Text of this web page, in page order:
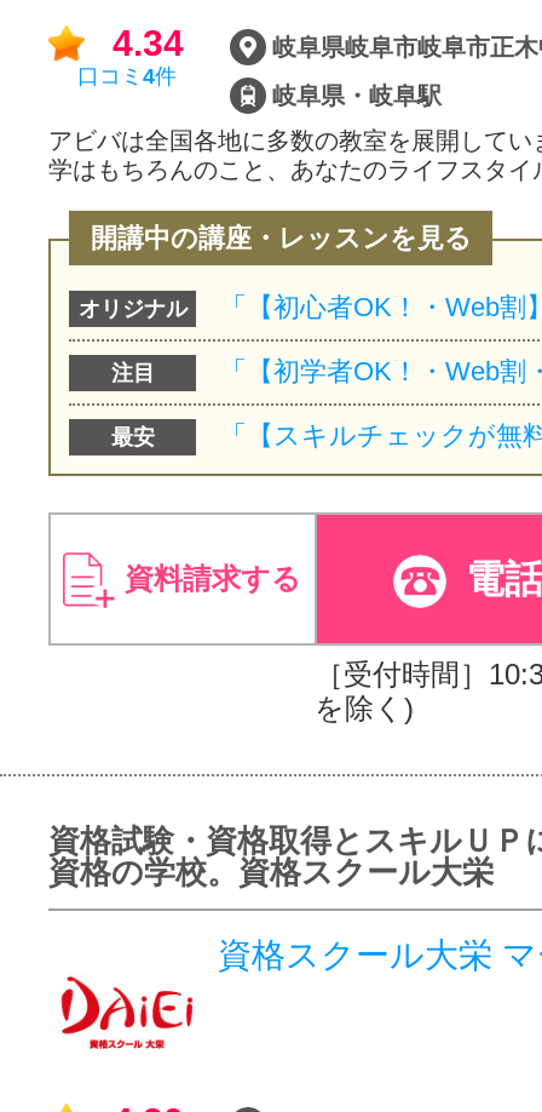
サイトマッ
4.34
口コミ 4件
岐阜県・岐阜駅
アビバは全国各地に多数の教室を展開してい
学はもちろんのこと、あなたのライフスタ
開講中の講座・レッスンを見る
オリジナル
注目
最安
資料請求する 電
［受付時間］
を除く)
資格試験・資格取得とスキルＵＰ
資格の学校。資格スクール大栄
資格スクール大栄